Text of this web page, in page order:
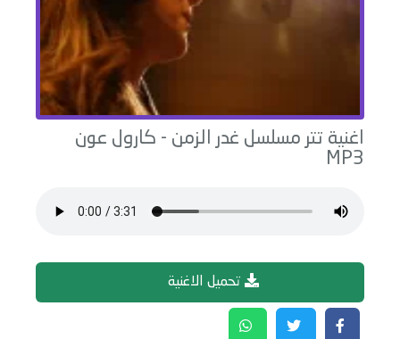
اغنية تتر مسلسل غدر الزمن - كارول عون
MP3
تحميل الاغنية